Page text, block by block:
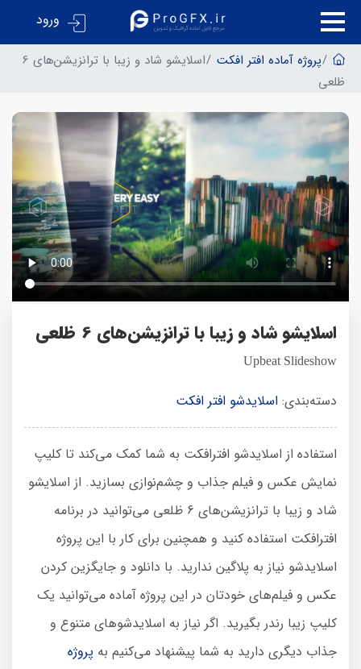
ورود
پروژه آماده افتر افکت
اسلایشو شاد و زیبا با ترانزیشن‌های 6
ظلعی
اسلایشو شاد و زیبا با ترانزیشن‌های 6 ظلعی
Upbeat Slideshow
دسته‌بندی: اسلایدشو افتر افکت
استفاده از اسلایدشو افترافکت به شما کمک می‌کند تا کلیپ
نمایش عکس و فیلم جذاب و چشم‌نوازی بسازید. از اسلایشو
شاد و زیبا با ترانزیشن‌های 6 ظلعی می‌توانید در برنامه
افترافکت استفاده کنید و همچنین برای کار با این پروژه
اسلایدشو نیاز به پلاگین ندارید. با دانلود و جایگزین کردن
عکس و فیلم‌های خودتان در این پروژه آماده می‌توانید یک
کلیپ زیبا رندر بگیرید. اگر نیاز به اسلایدشوهای متنوع و
جذاب دیگری دارید به شما پیشنهاد می‌کنیم به پروژه